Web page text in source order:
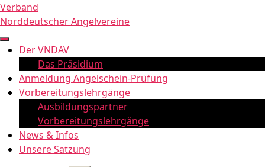
Zum
Inhalt
springen
Verband
Norddeutscher Angelvereine
Der VNDAV
Das Präsidium
Anmeldung Angelschein-Prüfung
Vorbereitungslehrgänge
Ausbildungspartner
Vorbereitungslehrgänge
News & Infos
Unsere Satzung